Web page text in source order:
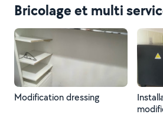
Bricolage et multi
Modification dressing